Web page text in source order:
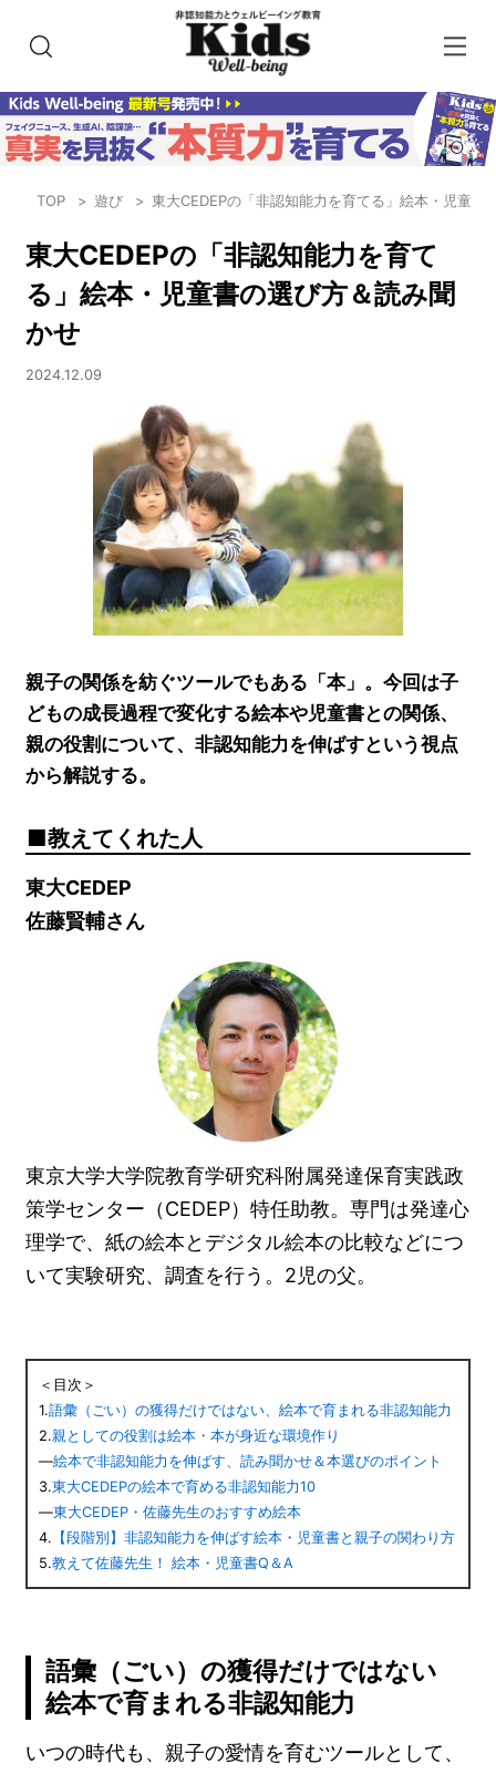
TOP 遊び 東大CEDEPの「非認知能力を育てる」絵本・児童書
東大CEDEPの「非認知能力を育て
る」絵本・児童書の選び方＆読み聞
かせ
2024.12.09
親子の関係を紡ぐツールでもある「本」。今回は子
どもの成長過程で変化する絵本や児童書との関係、
親の役割について、非認知能力を伸ばすという視点
から解説する。
教えてくれた人
東大CEDEP
佐藤賢輔さん
東京大学大学院教育学研究科附属発達保育実践政
策学センター（CEDEP）特任助教。専門は発達心
理学で、紙の絵本とデジタル絵本の比較などにつ
いて実験研究、調査を行う。2児の父。
＜目次＞
1.語彙（ごい）の獲得だけではない、絵本で育まれる非認知能力
2.親としての役割は絵本・本が身近な環境作り
―絵本で非認知能力を伸ばす、読み聞かせ＆本選びのポイント
3.東大CEDEPの絵本で育める非認知能力10
―東大CEDEP・佐藤先生のおすすめ絵本
4. 【段階別】非認知能力を伸ばす絵本・児童書と親子の関わり方
5.教えて佐藤先生！ 絵本・児童書Q＆A
語彙（ごい）の獲得だけではない
絵本で育まれる非認知能力
いつの時代も、親子の愛情を育むツールとして、